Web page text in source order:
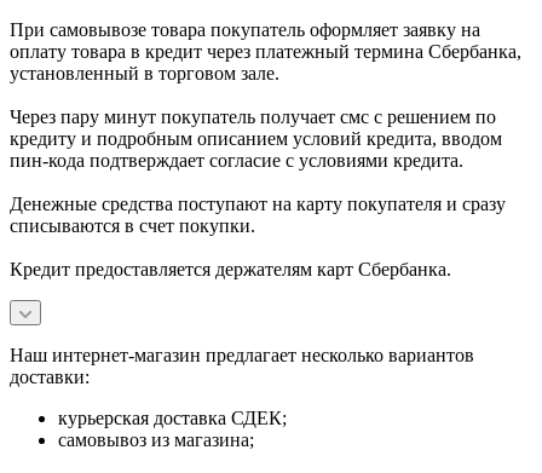
При самовывозе товара покупатель оформляет заявку на
оплату товара в кредит через платежный термина Сбербанка,
установленный в торговом зале.
Через пару минут покупатель получает смс с решением по
кредиту и подробным описанием условий кредита, вводом
пин-кода подтверждает согласие с условиями кредита.
Денежные средства поступают на карту покупателя и сразу
списываются в счет покупки.
Кредит предоставляется держателям карт Сбербанка.
Наш интернет-магазин предлагает несколько вариантов
доставки:
курьерская доставка СДЕК;
самовывоз из магазина;